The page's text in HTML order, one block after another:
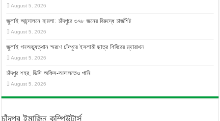
August 5, 2026
জুলাই আন্দোলনে হামলা: চাঁদপুরে ৩৭৮ জনের বিরুদ্ধে চার্জশিট
August 5, 2026
জুলাই গনঅভ্যুত্থান স্মরণে চাঁদপুরে ইসলামী ছাত্র শিবিরের ম্যারাথন
August 5, 2026
চাঁদপুর শহর, ডিসি অফিস-আদালতেও পানি
August 5, 2026
চাঁদপুর ইমাজিন কম্পিউটার্স